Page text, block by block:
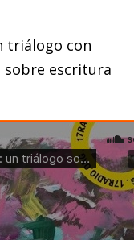
triálogo con
sobre escritura